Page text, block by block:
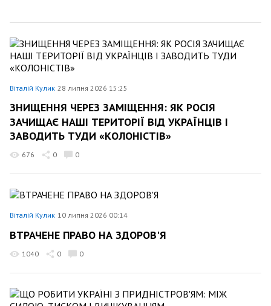
Віталій Кулик 28 липня 2026 15:25
ЗНИЩЕННЯ ЧЕРЕЗ ЗАМІЩЕННЯ: ЯК РОСІЯ
ЗАЧИЩАЄ НАШІ ТЕРИТОРІЇ ВІД УКРАЇНЦІВ І
ЗАВОДИТЬ ТУДИ «КОЛОНІСТІВ»
676 0 0
Віталій Кулик 10 липня 2026 00:14
ВТРАЧЕНЕ ПРАВО НА ЗДОРОВ'Я
1040 0 0